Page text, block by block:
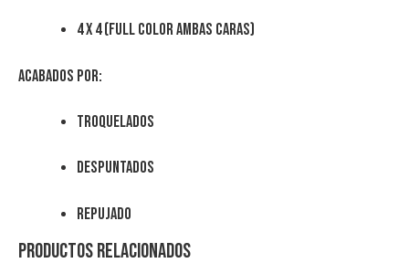
4 x 4 (Full color ambas caras)
Acabados por:
Troquelados
Despuntados
Repujado
Productos relacionados